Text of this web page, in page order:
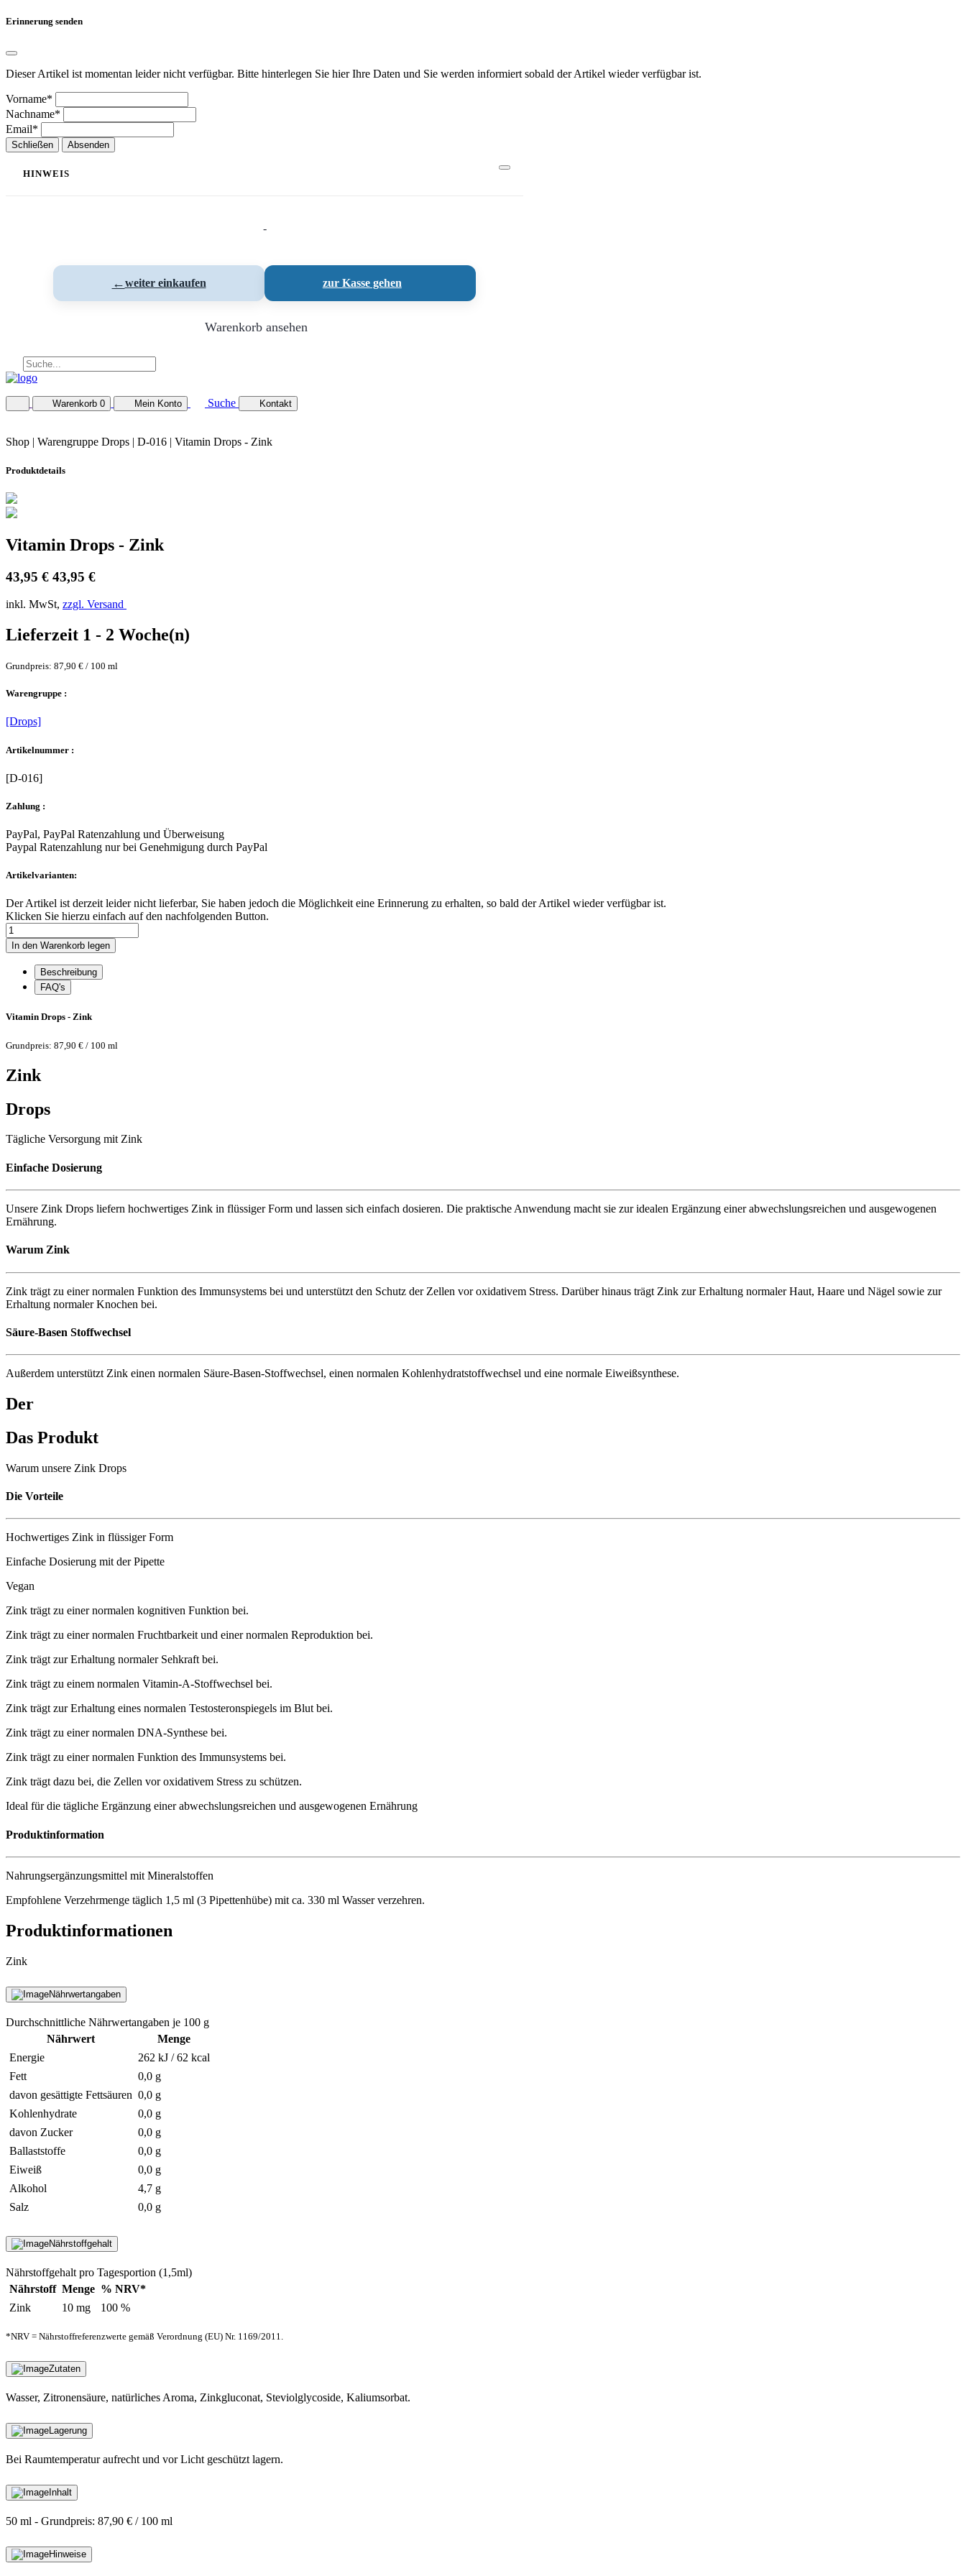
Erinnerung senden
Dieser Artikel ist momentan leider nicht verfügbar. Bitte hinterlegen Sie hier Ihre Daten und Sie werden informiert sobald der Artikel wieder verfügbar ist.
Vorname*
Nachname*
Email*
Schließen Absenden
HINWEIS
-
←weiter einkaufen zur Kasse gehen
Warenkorb ansehen
Warenkorb 0 Mein Konto Suche Kontakt
Shop | Warengruppe Drops | D-016 | Vitamin Drops - Zink
Produktdetails
Vitamin Drops - Zink
43,95 € 43,95 €
inkl. MwSt, zzgl. Versand
Lieferzeit 1 - 2 Woche(n)
Grundpreis: 87,90 € / 100 ml
Warengruppe :
[Drops]
Artikelnummer :
[D-016]
Zahlung :
PayPal, PayPal Ratenzahlung und Überweisung
Paypal Ratenzahlung nur bei Genehmigung durch PayPal
Artikelvarianten:
Der Artikel ist derzeit leider nicht lieferbar, Sie haben jedoch die Möglichkeit eine Erinnerung zu erhalten, so bald der Artikel wieder verfügbar ist.
Klicken Sie hierzu einfach auf den nachfolgenden Button.
Beschreibung
FAQ's
Vitamin Drops - Zink
Grundpreis: 87,90 € / 100 ml
Zink
Drops
Tägliche Versorgung mit Zink
Einfache Dosierung
Unsere Zink Drops liefern hochwertiges Zink in flüssiger Form und lassen sich einfach dosieren. Die praktische Anwendung macht sie zur idealen Ergänzung einer abwechslungsreichen und ausgewogenen
Ernährung.
Warum Zink
Zink trägt zu einer normalen Funktion des Immunsystems bei und unterstützt den Schutz der Zellen vor oxidativem Stress. Darüber hinaus trägt Zink zur Erhaltung normaler Haut, Haare und Nägel sowie zur
Erhaltung normaler Knochen bei.
Säure-Basen Stoffwechsel
Außerdem unterstützt Zink einen normalen Säure-Basen-Stoffwechsel, einen normalen Kohlenhydratstoffwechsel und eine normale Eiweißsynthese.
Der
Das Produkt
Warum unsere Zink Drops
Die Vorteile
Hochwertiges Zink in flüssiger Form
Einfache Dosierung mit der Pipette
Vegan
Zink trägt zu einer normalen kognitiven Funktion bei.
Zink trägt zu einer normalen Fruchtbarkeit und einer normalen Reproduktion bei.
Zink trägt zur Erhaltung normaler Sehkraft bei.
Zink trägt zu einem normalen Vitamin-A-Stoffwechsel bei.
Zink trägt zur Erhaltung eines normalen Testosteronspiegels im Blut bei.
Zink trägt zu einer normalen DNA-Synthese bei.
Zink trägt zu einer normalen Funktion des Immunsystems bei.
Zink trägt dazu bei, die Zellen vor oxidativem Stress zu schützen.
Ideal für die tägliche Ergänzung einer abwechslungsreichen und ausgewogenen Ernährung
Produktinformation
Nahrungsergänzungsmittel mit Mineralstoffen
Empfohlene Verzehrmenge täglich 1,5 ml (3 Pipettenhübe) mit ca. 330 ml Wasser verzehren.
Produktinformationen
Zink
Nährwertangaben
Durchschnittliche Nährwertangaben je 100 g
Nährwert
Menge
Energie
262 kJ / 62 kcal
Fett
0,0 g
davon gesättigte Fettsäuren 0,0 g
Kohlenhydrate
0,0 g
davon Zucker
0,0 g
Ballaststoffe
0,0 g
Eiweiß
0,0 g
Alkohol
4,7 g
Salz
0,0 g
Nährstoffgehalt
Nährstoffgehalt pro Tagesportion (1,5ml)
Nährstoff Menge % NRV*
Zink
10 mg 100 %
*NRV = Nährstoffreferenzwerte gemäß Verordnung (EU) Nr. 1169/2011.
Zutaten
Wasser, Zitronensäure, natürliches Aroma, Zinkgluconat, Steviolglycoside, Kaliumsorbat.
Lagerung
Bei Raumtemperatur aufrecht und vor Licht geschützt lagern.
Inhalt
50 ml - Grundpreis: 87,90 € / 100 ml
Hinweise